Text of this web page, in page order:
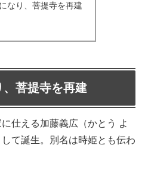
なり、菩提寺を再建
菩提寺を再建
仕える加藤義広（かとう よ
て誕生。別名は時姫とも伝わ